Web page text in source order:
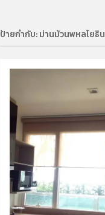
ป้ายกำกับ:ม่านม้วนพหลโยธิน